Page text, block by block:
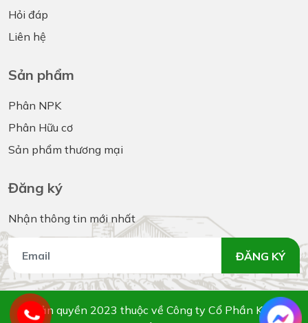
Hỏi đáp
Liên hệ
Sản phẩm
Phân NPK
Phân Hữu cơ
Sản phẩm thương mại
Đăng ký
Nhận thông tin mới nhất
ĐĂNG KÝ
© Bản quyền 2023 thuộc về Công ty Cổ Phần Khang